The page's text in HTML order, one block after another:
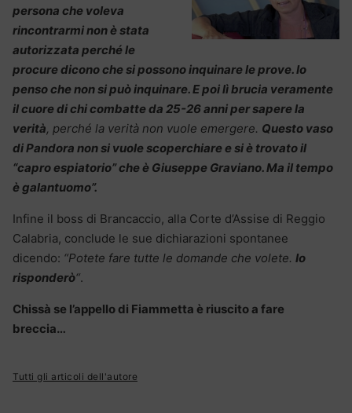
persona che voleva
rincontrarmi non è stata
autorizzata perché le
procure dicono che si possono inquinare le prove. Io
penso che non si può inquinare. E poi lì brucia veramente
il cuore di chi combatte da 25-26 anni per sapere la
verità, perché la verità non vuole emergere. Questo vaso
di Pandora non si vuole scoperchiare e si è trovato il
“capro espiatorio” che è Giuseppe Graviano. Ma il tempo
è galantuomo”.
Infine il boss di Brancaccio, alla Corte d’Assise di Reggio
Calabria, conclude le sue dichiarazioni spontanee
dicendo: “Potete fare tutte le domande che volete. Io
risponderò“.
Chissà se l’appello di Fiammetta è riuscito a fare
breccia…
Tutti gli articoli dell'autore